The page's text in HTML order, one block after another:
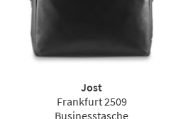
Jost
Frankfurt 2509
Businesstasche